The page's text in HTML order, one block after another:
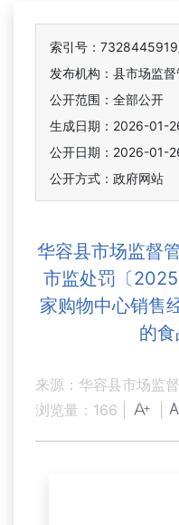
索引号：
发布机构：县市场监督
公开范围：全部公开
生成日期：2026-01-
公开日期：2026-01-
公开方式：政府网站
华容县市场监督
市监处罚〔
家购物中心销售
的
来源：华容县市场监
浏览量： 166